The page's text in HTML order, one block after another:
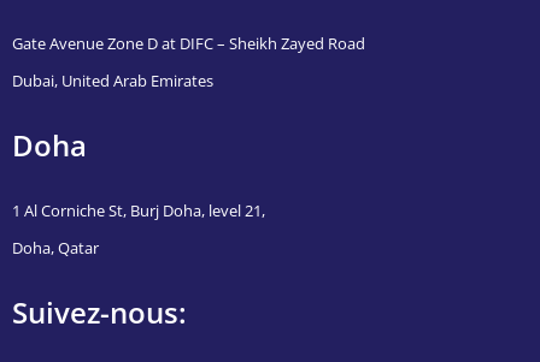
Gate Avenue Zone D at DIFC – Sheikh Zayed Road
Dubai, United Arab Emirates
Doha
1 Al Corniche St, Burj Doha, level 21,
Doha, Qatar
Suivez-nous: